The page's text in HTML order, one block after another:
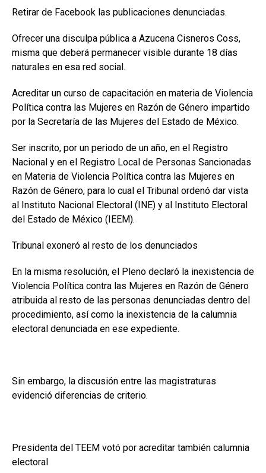
Retirar de Facebook las publicaciones denunciadas.
Ofrecer una disculpa pública a Azucena Cisneros Coss,
misma que deberá permanecer visible durante 18 días
naturales en esa red social.
Acreditar un curso de capacitación en materia de Violencia
Política contra las Mujeres en Razón de Género impartido
por la Secretaría de las Mujeres del Estado de México.
Ser inscrito, por un periodo de un año, en el Registro
Nacional y en el Registro Local de Personas Sancionadas
en Materia de Violencia Política contra las Mujeres en
Razón de Género, para lo cual el Tribunal ordenó dar vista
al Instituto Nacional Electoral (INE) y al Instituto Electoral
del Estado de México (IEEM).
Tribunal exoneró al resto de los denunciados
En la misma resolución, el Pleno declaró la inexistencia de
Violencia Política contra las Mujeres en Razón de Género
atribuida al resto de las personas denunciadas dentro del
procedimiento, así como la inexistencia de la calumnia
electoral denunciada en ese expediente.
Sin embargo, la discusión entre las magistraturas
evidenció diferencias de criterio.
Presidenta del TEEM votó por acreditar también calumnia
electoral